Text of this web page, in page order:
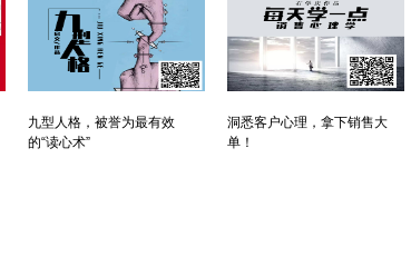
九型人格，被誉为最有效
的“读心术”
洞悉客户心理，拿下销售大
单！